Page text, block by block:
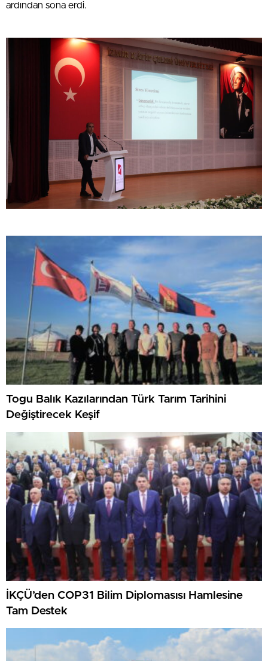
ardından sona erdi.
Togu Balık Kazılarından Türk Tarım Tarihini
Değiştirecek Keşif
İKÇÜ’den COP31 Bilim Diplomasısı Hamlesine
Tam Destek